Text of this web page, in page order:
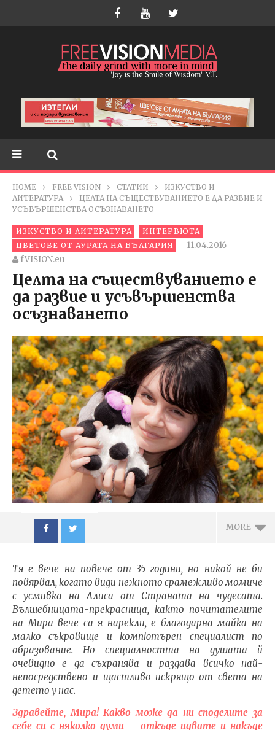
HOME FREE VISION СТАТИИ
ИЗКУСТВО И
ЛИТЕРАТУРА
ЦЕЛТА НА СЪЩЕСТВУВАНИЕТО Е ДА РАЗВИЕ И
УСЪВЪРШЕНСТВА ОСЪЗНАВАНЕТО
ИЗКУСТВО И ЛИТЕРАТУРА
ИНТЕРВЮТА
ЦВЕТОВЕ ОТ АУРАТА НА БЪЛГАРИЯ
11.04.2016
fVISION.eu
Целта на съществуванието е
да развие и усъвършенства
осъзнаването
MORE
NOW VIEWING
Целта на
съществуванието е да
развие и
11.04.2016
Тя е вече на повече от 35 години, но никой не би
повярвал, когато види нежното срамежливо момиче
с усмивка на Алиса от Страната на чудесата.
Вълшебницата-прекрасница, както почитателите
на Мира вече са я нарекли, е благодарна майка на
малко съкровище и компютърен специалист по
образование. Но специалността на душата й
очевидно е да съхранява и раздава всичко най-
непосредствено и щастливо искрящо от света на
детето у нас.
Здравейте, Мира! Какво може да ни споделите за
себе си с няколко думи – откъде идвате и накъде